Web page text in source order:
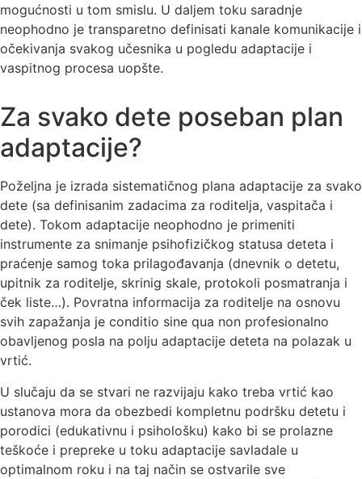
mogućnosti u tom smislu. U daljem toku saradnje
neophodno je transparetno definisati kanale komunikacije i
očekivanja svakog učesnika u pogledu adaptacije i
vaspitnog procesa uopšte.
Za svako dete poseban plan
adaptacije?
Poželjna je izrada sistematičnog plana adaptacije za svako
dete (sa definisanim zadacima za roditelja, vaspitača i
dete). Tokom adaptacije neophodno je primeniti
instrumente za snimanje psihofizičkog statusa deteta i
praćenje samog toka prilagođavanja (dnevnik o detetu,
upitnik za roditelje, skrinig skale, protokoli posmatranja i
ček liste…). Povratna informacija za roditelje na osnovu
svih zapažanja je conditio sine qua non profesionalno
obavljenog posla na polju adaptacije deteta na polazak u
vrtić.
U slučaju da se stvari ne razvijaju kako treba vrtić kao
ustanova mora da obezbedi kompletnu podršku detetu i
porodici (edukativnu i psihološku) kako bi se prolazne
teškoće i prepreke u toku adaptacije savladale u
optimalnom roku i na taj način se ostvarile sve